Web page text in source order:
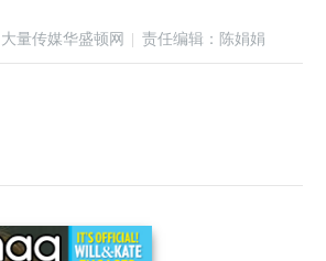
量传媒华盛顿网 责任编辑：陈娟娟